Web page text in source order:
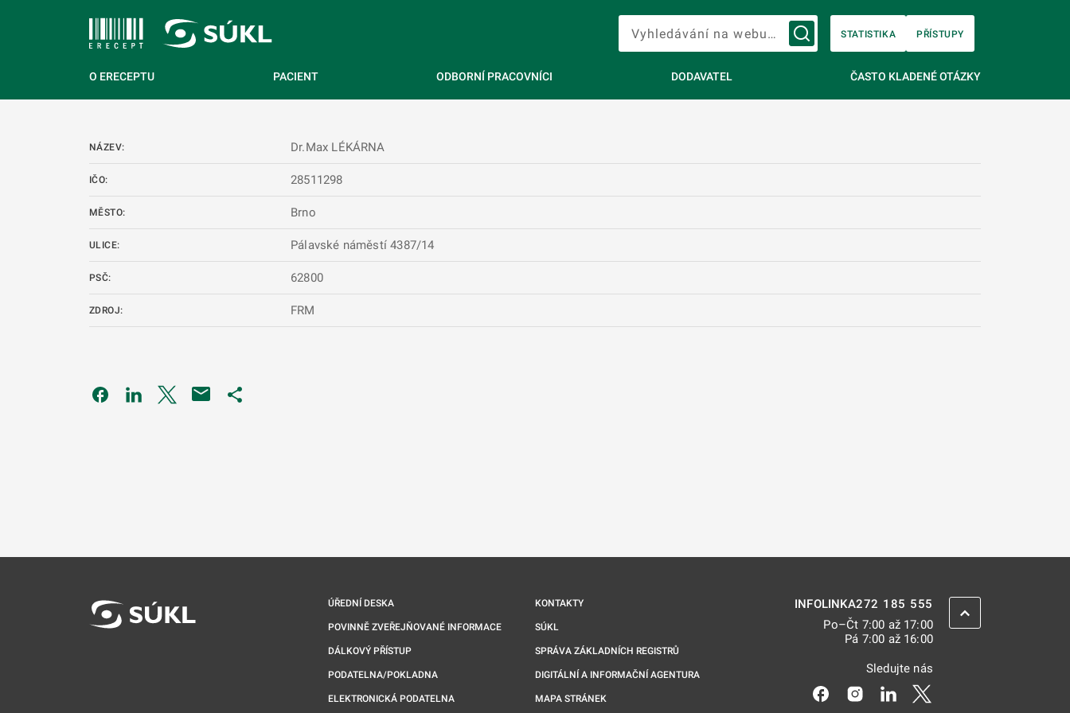
Vyhledávání na webu…
STATISTIKA PŘÍSTUPY
O ERECEPTU PACIENT ODBORNÍ PRACOVNÍCI DODAVATEL ČASTO KLADENÉ OTÁZKY
NÁZEV: Dr.Max LÉKÁRNA
IČO: 28511298
MĚSTO: Brno
ULICE: Pálavské náměstí 4387/14
PSČ: 62800
ZDROJ: FRM
Odkaz se otevře na nové kartě
Odkaz se otevře na nové kartě
Odkaz se otevře na nové kartě
ÚŘEDNÍ DESKA
POVINNĚ ZVEŘEJŇOVANÉ INFORMACE
DÁLKOVÝ PŘÍSTUP
PODATELNA/POKLADNA
ELEKTRONICKÁ PODATELNA
KONTAKTY
SÚKL
SPRÁVA ZÁKLADNÍCH REGISTRŮ
DIGITÁLNÍ A INFORMAČNÍ AGENTURA
MAPA STRÁNEK
INFOLINKA272 185 555
Po–Čt 7:00 až 17:00
Pá 7:00 až 16:00
Sledujte nás
Odkaz se otevře na nové kartě
Odkaz se otevře na nové kartě
Odkaz se otevře na nové
ZPĚT NAHORU